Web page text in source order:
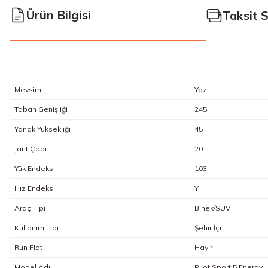
Ürün Bilgisi Taksit
Mevsim : Yaz
Taban Genişliği : 245
Yanak Yüksekliği : 45
Jant Çapı : 20
Yük Endeksi : 103
Hız Endeksi : Y
Araç Tipi : Binek/SUV
Kullanım Tipi : Şehir İçi
Run Flat : Hayır